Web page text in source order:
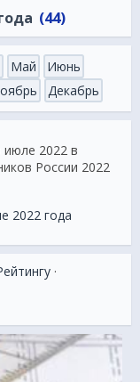
(44)
Май
Июнь
Декабрь
июле 2022 в
России 2022
·